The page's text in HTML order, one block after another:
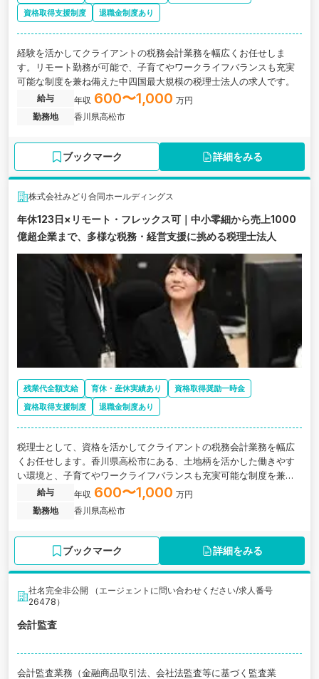
資格取得支援制度
退職金制度あり
経験を活かしてクライアントの税務会計業務を幅広くお任せしま
す。リモート勤務が可能で、子育てやワークライフバランスも充実
可能な制度を兼ね備えた中四国最大規模の税理士法人の求人です。
給与 年収 600〜1,000 万円
勤務地
香川県高松市
ブックマーク 詳細をみる
株式会社みどり合同ホールディングス
年休123日×リモート・フレックス可｜中小零細から売上1000
億超企業まで、多様な税務・経営支援に挑める税理士法人
残業代全額支給 育休・産休実績あり
資格取得奨励一時金
資格取得支援制度
退職金制度あり
税理士として、資格を活かしてクライアントの税務会計業務を幅広
くお任せします。香川県高松市にある、土地柄を活かした働きやす
い環境と、子育てやワークライフバランスも充実可能な制度を兼ね
備えた中四国最大規模の税理士法人の求人です。
給与 年収 600〜1,000 万円
勤務地
香川県高松市
ブックマーク 詳細をみる
社名完全非公開 （エージェントに問い合わせください/求人番号
26478）
会計監査
会計監査業務（金融商品取引法、会社法監査等に基づく監査業